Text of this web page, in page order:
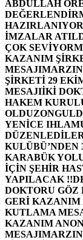
ABDULLAH
İMZALAR
ÇOK SEVİYOR
KAZANIM
MESAJI
ŞİRKETİ 29
MESAJIİKİ
HAKEM
OLDU
YENİCE
KULÜBÜ’NDEN
KARABÜK
İÇİN ŞEHİR
YAPILACAK !!
DOKTORU GÖZ
GERİ KAZANIM
KUTLAMA
KAZANIM
MESAJI